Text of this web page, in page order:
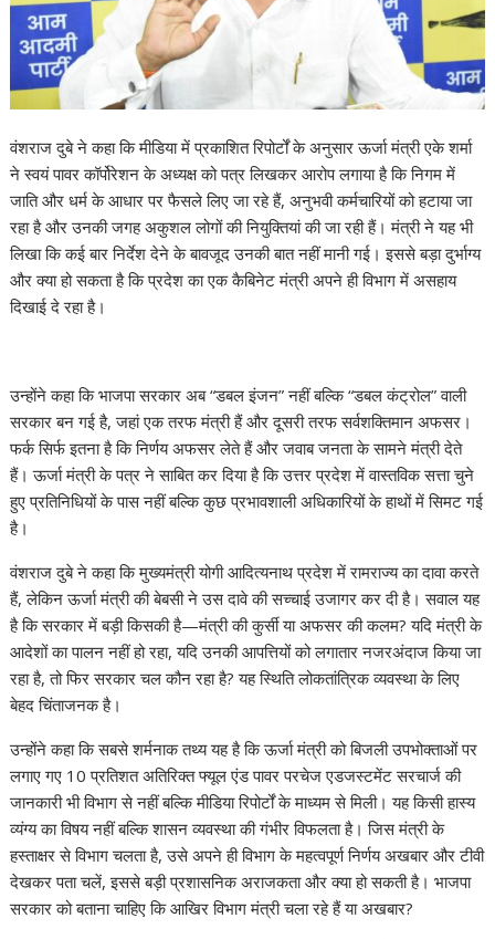
वंशराज दुबे ने कहा कि मीडिया में प्रकाशित रिपोर्टों के अनुसार ऊर्जा मंत्री एके शर्मा
ने स्वयं पावर कॉर्पोरेशन के अध्यक्ष को पत्र लिखकर आरोप लगाया है कि निगम में
जाति और धर्म के आधार पर फैसले लिए जा रहे हैं, अनुभवी कर्मचारियों को हटाया जा
रहा है और उनकी जगह अकुशल लोगों की नियुक्तियां की जा रही हैं। मंत्री ने यह भी
लिखा कि कई बार निर्देश देने के बावजूद उनकी बात नहीं मानी गई। इससे बड़ा दुर्भाग्य
और क्या हो सकता है कि प्रदेश का एक कैबिनेट मंत्री अपने ही विभाग में असहाय
दिखाई दे रहा है।
उन्होंने कहा कि भाजपा सरकार अब “डबल इंजन” नहीं बल्कि “डबल कंट्रोल” वाली
सरकार बन गई है, जहां एक तरफ मंत्री हैं और दूसरी तरफ सर्वशक्तिमान अफसर।
फर्क सिर्फ इतना है कि निर्णय अफसर लेते हैं और जवाब जनता के सामने मंत्री देते
हैं। ऊर्जा मंत्री के पत्र ने साबित कर दिया है कि उत्तर प्रदेश में वास्तविक सत्ता चुने
हुए प्रतिनिधियों के पास नहीं बल्कि कुछ प्रभावशाली अधिकारियों के हाथों में सिमट गई
है।
वंशराज दुबे ने कहा कि मुख्यमंत्री योगी आदित्यनाथ प्रदेश में रामराज्य का दावा करते
हैं, लेकिन ऊर्जा मंत्री की बेबसी ने उस दावे की सच्चाई उजागर कर दी है। सवाल यह
है कि सरकार में बड़ी किसकी है—मंत्री की कुर्सी या अफसर की कलम? यदि मंत्री के
आदेशों का पालन नहीं हो रहा, यदि उनकी आपत्तियों को लगातार नजरअंदाज किया जा
रहा है, तो फिर सरकार चल कौन रहा है? यह स्थिति लोकतांत्रिक व्यवस्था के लिए
बेहद चिंताजनक है।
उन्होंने कहा कि सबसे शर्मनाक तथ्य यह है कि ऊर्जा मंत्री को बिजली उपभोक्ताओं पर
लगाए गए 10 प्रतिशत अतिरिक्त फ्यूल एंड पावर परचेज एडजस्टमेंट सरचार्ज की
जानकारी भी विभाग से नहीं बल्कि मीडिया रिपोर्टों के माध्यम से मिली। यह किसी हास्य
व्यंग्य का विषय नहीं बल्कि शासन व्यवस्था की गंभीर विफलता है। जिस मंत्री के
हस्ताक्षर से विभाग चलता है, उसे अपने ही विभाग के महत्वपूर्ण निर्णय अखबार और टीवी
देखकर पता चलें, इससे बड़ी प्रशासनिक अराजकता और क्या हो सकती है। भाजपा
सरकार को बताना चाहिए कि आखिर विभाग मंत्री चला रहे हैं या अखबार?